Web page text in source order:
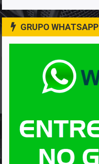
GRUPO WHATSAPP